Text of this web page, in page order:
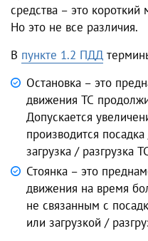
средства – это короткий
Но это не все различия.
В пункте 1.2 ПДД
Остановка – это
движения ТС
Допускается
производится
загрузка / разгрузка
Стоянка – это
движения на время
не связанным с
или загрузкой /